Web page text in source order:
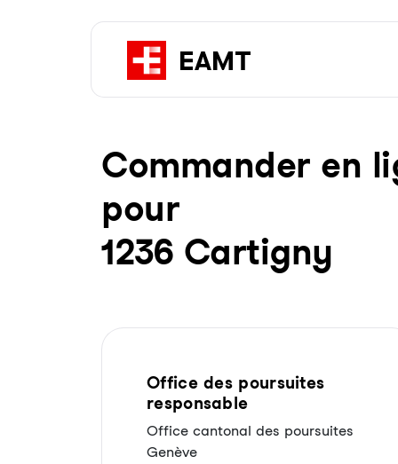
Com­man­der en
pour
1236 Cartigny
Office des poursuites
responsable
Office cantonal des poursuites
Genève